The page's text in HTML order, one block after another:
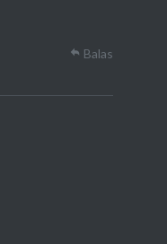
Balas